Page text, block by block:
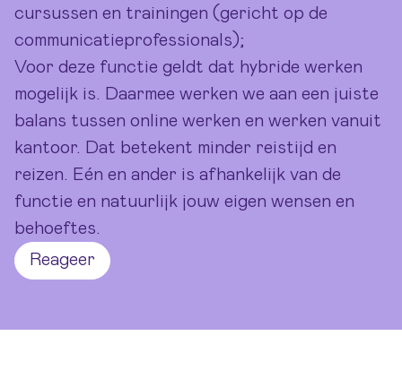
cursussen en trainingen (gericht op de
communicatieprofessionals);
Voor deze functie geldt dat hybride werken
mogelijk is. Daarmee werken we aan een juiste
balans tussen online werken en werken vanuit
kantoor. Dat betekent minder reistijd en
reizen. Eén en ander is afhankelijk van de
functie en natuurlijk jouw eigen wensen en
behoeftes.
Reageer